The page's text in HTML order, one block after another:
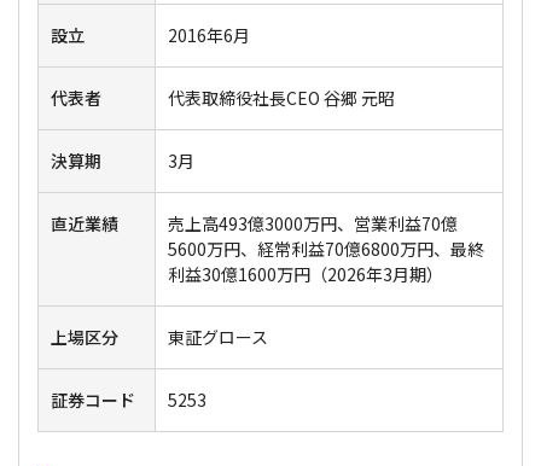
設立 2016年6月
代表者 代表取締役社長CEO 谷郷 元昭
決算期 3月
直近業績
売上高493億3000万円、営業利益70億
5600万円、経常利益70億6800万円、最終
利益30億1600万円（2026年3月期）
上場区分 東証グロース
証券コード 5253